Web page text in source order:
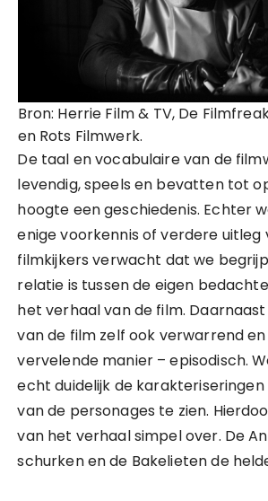
Bron: Herrie Film & TV, De
en Rots Filmwerk.
De taal en vocabulaire van de
levendig, speels en bevatten tot
hoogte een geschiedenis. Echter
enige voorkennis of verdere uitleg
filmkijkers verwacht dat we
relatie is tussen de eigen
het verhaal van de film.
van de film zelf ook verwarrend
vervelende manier – episodisch.
echt duidelijk de
van de personages te zien.
van het verhaal simpel over. De
schurken en de Bakelieten de